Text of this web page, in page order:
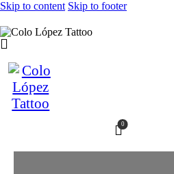
Skip to content Skip to footer
0